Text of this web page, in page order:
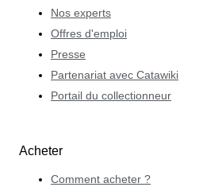
Nos experts
Offres d'emploi
Presse
Partenariat avec Catawiki
Portail du collectionneur
Acheter
Comment acheter ?